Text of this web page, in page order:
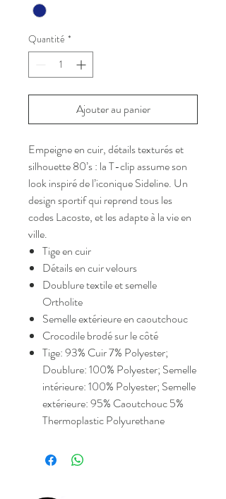
Quantité *
Ajouter au panier
Empeigne en cuir, détails texturés et
silhouette 80’s : la T-clip assume son
look inspiré de l’iconique Sideline. Un
design sportif qui reprend tous les
codes Lacoste, et les adapte à la vie en
ville.
Tige en cuir
Détails en cuir velours
Doublure textile et semelle
Ortholite
Semelle extérieure en caoutchouc
Crocodile brodé sur le côté
Tige: 93% Cuir 7% Polyester;
Doublure: 100% Polyester; Semelle
intérieure: 100% Polyester; Semelle
extérieure: 95% Caoutchouc 5%
Thermoplastic Polyurethane